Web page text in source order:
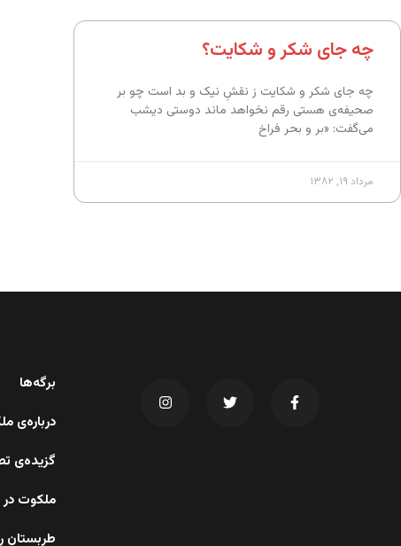
چه جای شکر و شکایت؟
چه جای شکر و شکایت ز نقشِ نیک و بد است چو بر
صحیفه‌ی هستی رقم نخواهد ماند دوستی دیشب
می‌گفت: «بر و بحر فراخ
مرداد ۱۹, ۱۳۸۲
برگه‌ها
درباره‌ی
گزیده‌ی
ملکوت در
طربستان